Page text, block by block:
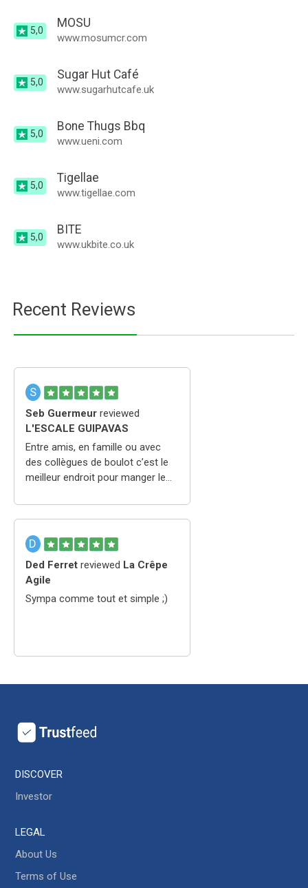
5,0
MOSU
www.mosumcr.com
5,0
Sugar Hut Café
www.sugarhutcafe.uk
5,0
Bone Thugs Bbq
www.ueni.com
5,0
Tigellae
www.tigellae.com
5,0
BITE
www.ukbite.co.uk
Recent Reviews
S
Seb Guermeur reviewed
L'ESCALE GUIPAVAS
Entre amis, en famille ou avec
des collègues de boulot c’est le
meilleur endroit pour manger le
assiettes ou tout est fait maison.
Dans la zone de l’aéroport à 2
pas de la voie express, c’est
super pratique.
D
Ded Ferret reviewed La Crêpe
Agile
Sympa comme tout et simple ;)
Ferme de Compostelle ou
Relais de Compostelle
Jiang
DISCOVER
Investor
LEGAL
About Us
Terms of Use